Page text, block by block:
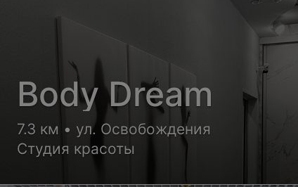
Body Dream
7.3 км • ул. Освобождения
Студия красоты